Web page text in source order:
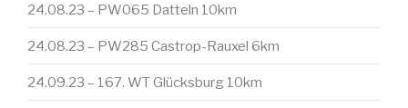
24.08.23 – PW065 Datteln 10km
24.08.23 – PW285 Castrop-Rauxel 6km
24.09.23 – 167. WT Glücksburg 10km